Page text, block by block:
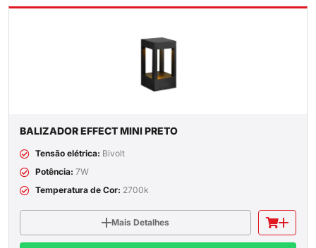
BALIZADOR EFFECT MINI PRETO
Tensão elétrica: Bivolt
Potência: 7W
Temperatura de Cor: 2700k
Mais Detalhes